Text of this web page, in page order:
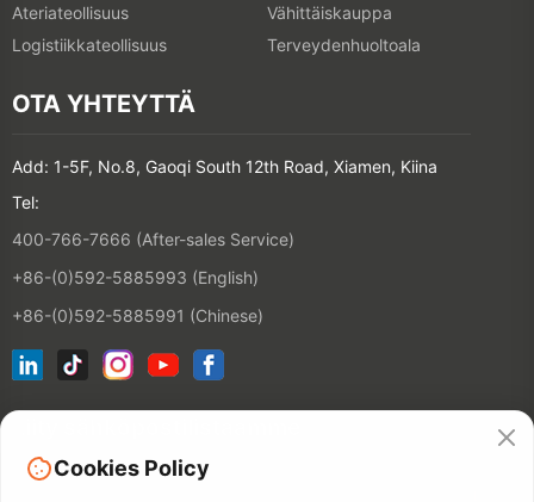
Ateriateollisuus
Vähittäiskauppa
Logistiikkateollisuus
Terveydenhuoltoala
OTA YHTEYTTÄ
Add: 1-5F, No.8, Gaoqi South 12th Road, Xiamen, Kiina
Tel:
400-766-7666 (After-sales Service)
+86-(0)592-5885993 (English)
+86-(0)592-5885991 (Chinese)
Cookies Policy